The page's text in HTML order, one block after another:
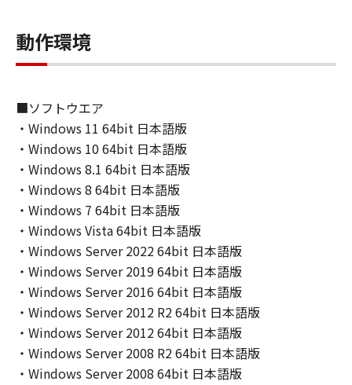
６．サポートおよびアップデート
キヤノン、キヤノンの子会社、関係会社、それ
のライセンサーは、お客様による「本ソフトウ
ェア」の使用を支援すること、および「本ソフ
トウェア」に対してアップデート、バグの修正
あるいはサポートを行うことについて、いかな
る責任も負うものではありません。
７．保証の否認・免責
(1) 「本ソフトウェア」は、『現状のまま』の
状態で使用許諾されます。キヤノン、キヤノン
のライセンサー、キヤノンの子会社、キヤノン
の関連会社、それらの販売代理店または販売店
のいずれも、「本ソフトウェア」に関して、商
品性および特定の目的への適合性の保証を含
め、いかなる保証も、明示たると黙示たるとを
問わず一切しないものとします。
(2) キヤノン、キヤノンのライセンサー、キヤノ
動作環境
■ソフトウエア
・Windows 11 64bit 日本語版
・Windows 10 64bit 日本語版
・Windows 8.1 64bit 日本語版
・Windows 8 64bit 日本語版
・Windows 7 64bit 日本語版
・Windows Vista 64bit 日本語版
・Windows Server 2022 64bit 日本語版
・Windows Server 2019 64bit 日本語版
・Windows Server 2016 64bit 日本語版
・Windows Server 2012 R2 64bit 日本語版
・Windows Server 2012 64bit 日本語版
・Windows Server 2008 R2 64bit 日本語版
・Windows Server 2008 64bit 日本語版